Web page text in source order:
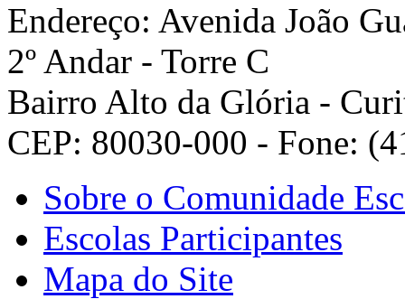
Endereço: Avenida João
2º Andar - Torre C
Bairro Alto da Glória -
CEP: 80030-000 - Fone:
Sobre o Comunidade
Escolas Participantes
Mapa do Site